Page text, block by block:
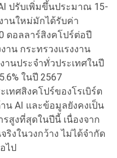
ปรับเพิ่มขึ้นประมาณ 15-
านใหม่มักได้รับค่า
ดอลลาร์สิงคโปร์ต่อปี
าน กระทรวงแรงงาน
านประจำทั่วประเทศในปี
ในปี 2567
เทศสิงคโปร์ของโรเบิร์ต
น AI และข้อมูลยังคงเป็น
สูงที่สุดในปีนี้ เนื่องจาก
ริงในวงกว้าง ไม่ได้จำกัด
ไป